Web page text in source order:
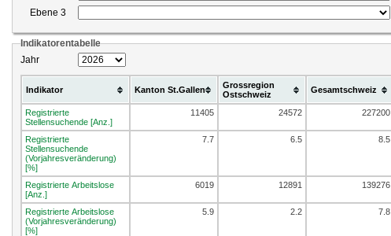
Ebene 3
Indikatorentabelle
Jahr
Indikator Kanton St.Gallen
Grossregion
Ostschweiz
Gesamtschweiz
Registrierte
Stellensuchende [Anz.]
11405 24572 227200
Registrierte
Stellensuchende
(Vorjahresveränderung)
[%]
7.7 6.5 8.5
Registrierte Arbeitslose
[Anz.]
6019 12891 139276
Registrierte Arbeitslose
(Vorjahresveränderung)
[%]
5.9 2.2 7.8